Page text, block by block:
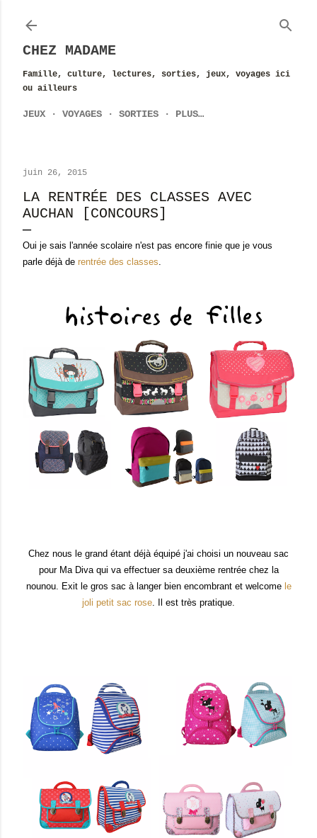
CHEZ MADAME
Famille, culture, lectures, sorties, jeux, voyages ici
ou ailleurs
JEUX VOYAGES SORTIES PLUS…
juin 26, 2015
LA RENTRÉE DES CLASSES AVEC
AUCHAN [CONCOURS]
Oui je sais l'année scolaire n'est pas encore finie que je vous
parle déjà de rentrée des classes.
Chez nous le grand étant déjà équipé j'ai choisi un nouveau sac
pour Ma Diva qui va effectuer sa deuxième rentrée chez la
nounou. Exit le gros sac à langer bien encombrant et welcome le
joli petit sac rose . Il est très pratique.